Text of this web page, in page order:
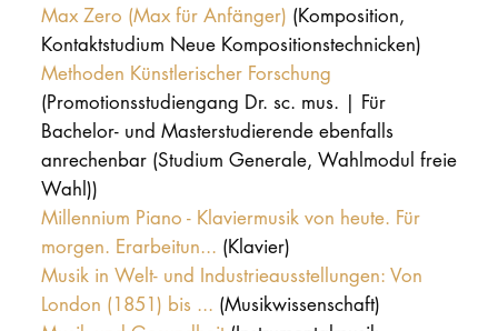
Max Zero (Max für Anfänger) (Komposition,
Kontaktstudium Neue Kompositionstechnicken)
Methoden Künstlerischer Forschung
(Promotionsstudiengang Dr. sc. mus. | Für
Bachelor- und Masterstudierende ebenfalls
anrechenbar (Studium Generale, Wahlmodul freie
Wahl))
Millennium Piano - Klaviermusik von heute. Für
morgen. Erarbeitun... (Klavier)
Musik in Welt- und Industrieausstellungen: Von
London (1851) bis ... (Musikwissenschaft)